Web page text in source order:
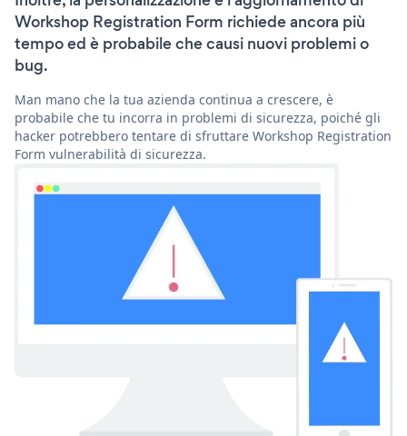
Workshop Registration Form richiede ancora più
tempo ed è probabile che causi nuovi problemi o
bug.
Man mano che la tua azienda continua a crescere, è
probabile che tu incorra in problemi di sicurezza, poiché gli
hacker potrebbero tentare di sfruttare Workshop Registration
Form vulnerabilità di sicurezza.